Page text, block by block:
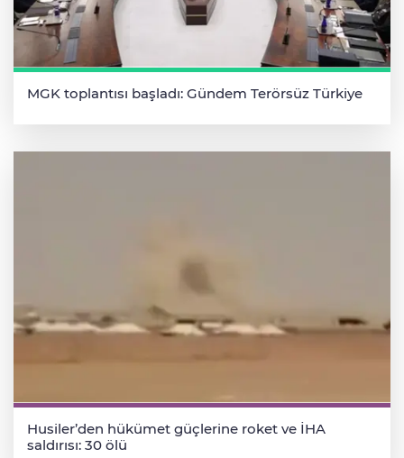
MGK toplantısı başladı: Gündem Terörsüz Türkiye
Husiler’den hükümet güçlerine roket ve İHA
saldırısı: 30 ölü